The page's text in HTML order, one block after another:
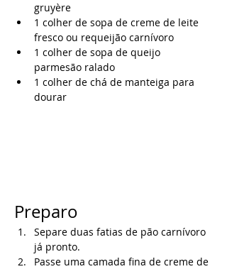
gruyère
1 colher de sopa de creme de leite
fresco ou requeijão carnívoro
1 colher de sopa de queijo
parmesão ralado
1 colher de chá de manteiga para
dourar
Preparo
Separe duas fatias de pão carnívoro
já pronto.
Passe uma camada fina de creme de